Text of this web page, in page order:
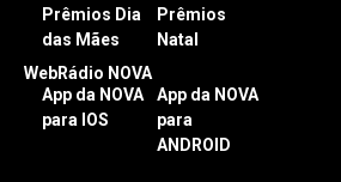
Prêmios Dia
das Mães
Prêmios
Natal
WebRádio NOVA
App da NOVA
para IOS
App da NOVA
para
ANDROID